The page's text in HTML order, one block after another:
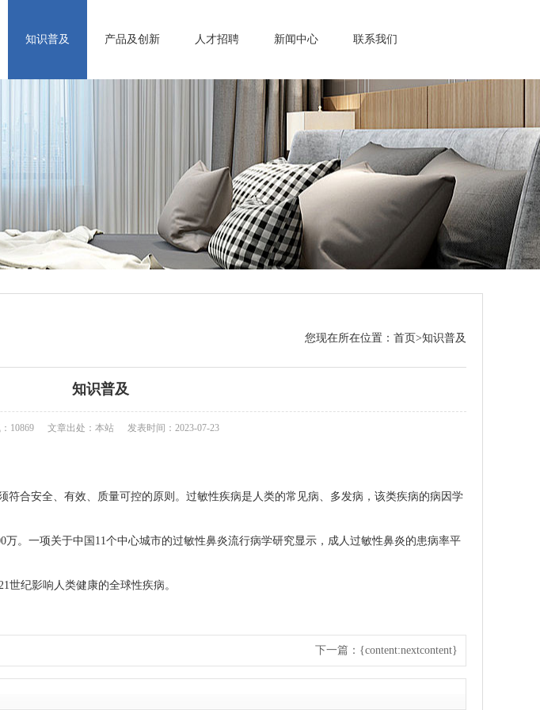
知识普及 产品及创新 人才招聘 新闻中心 联系我们
您现在所在位置： 首页>知识普及
知识普及
10869 文章出处：本站 发表时间：2023-07-23
符合安全、有效、质量可控的原则。过敏性疾病是人类的常见病、多发病，该类疾病的病因学
。一项关于中国11个中心城市的过敏性鼻炎流行病学研究显示，成人过敏性鼻炎的患病率平
世纪影响人类健康的全球性疾病。
下一篇：{content:nextcontent}